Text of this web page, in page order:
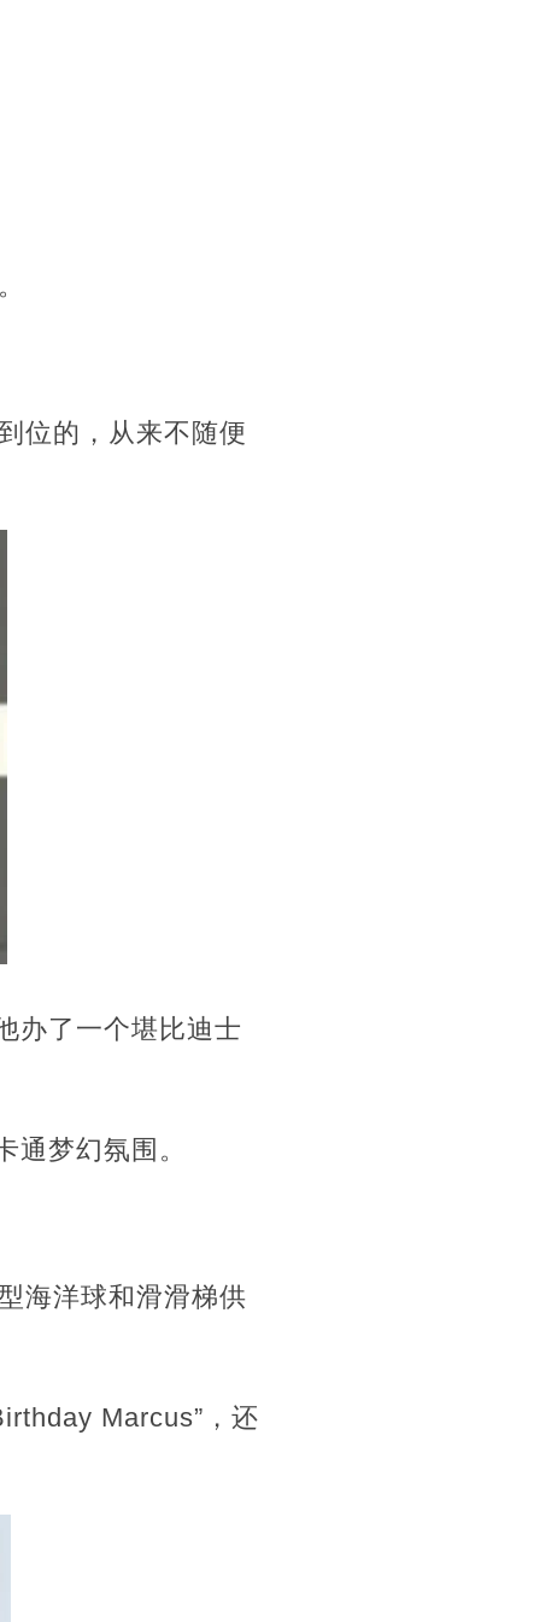
位的，从来不随便
办了一个堪比迪士
通梦幻氛围。
海洋球和滑滑梯供
Marcus”，还